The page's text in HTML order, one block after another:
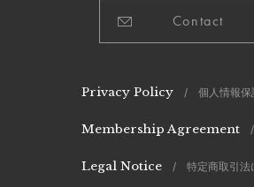
Contact
Privacy Policy / 個人情報保
Membership Agreement
Legal Notice / 特定商取引法